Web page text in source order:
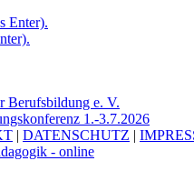
Enter).
| DATENSCHUTZ |